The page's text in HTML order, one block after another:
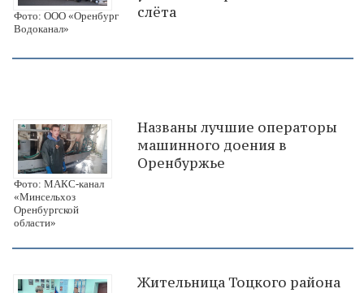
Фото: ООО «Оренбург
Водоканал»
слёта
Фото: МАКС-канал
«Минсельхоз
Оренбургской
области»
Названы лучшие операторы
машинного доения в
Оренбуржье
Жительница Тоцкого района